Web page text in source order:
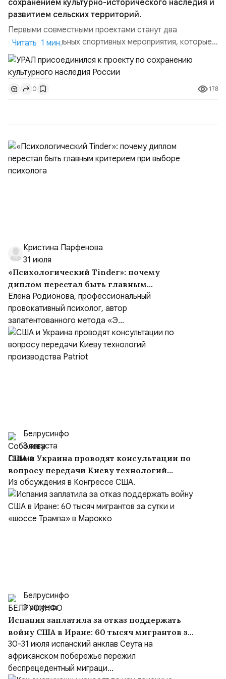
сохранением культурно-исторического наследия и
развитием сельских территорий.
Первыми совместными проектами станут два
благотворительных спортивных мероприятия, которые
пройдут в августе в Ивановской области и объединят
жителей региона, волонтеров и участников со всей
страны. Для УРАЛ это продолжение философии
бренда, основанной на развитии российского
производства и продвижении русского звука.
Читать 1 мин.
0 178
Кристина Парфенова
31 июля
«Психологический Tinder»: почему
диплом перестал быть главным
критерием при выборе психолога
Елена Родионова, профессиональный
провокативный психолог, автор
запатентованного метода «Э...
Белрусинфо
3 августа
США и Украина проводят консультации по
вопросу передачи Киеву технологий
производства Patriot
Из обсуждения в Конгрессе США.
Белрусинфо
3 августа
Испания заплатила за отказ поддержать
войну США в Иране: 60 тысяч мигрантов за
сутки и «шоссе Трампа» в Марокко
30-31 июля испанский анклав Сеута на
африканском побережье пережил
беспрецедентный миграци...